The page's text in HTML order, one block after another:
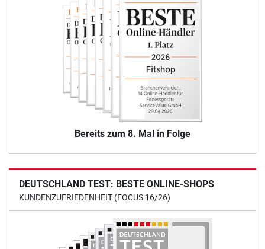
Bereits zum 8. Mal in Folge
DEUTSCHLAND TEST: BESTE ONLINE-SHOPS
KUNDENZUFRIEDENHEIT (FOCUS 16/26)